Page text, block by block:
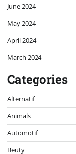
June 2024
May 2024
April 2024
March 2024
Categories
Alternatif
Animals
Automotif
Beuty